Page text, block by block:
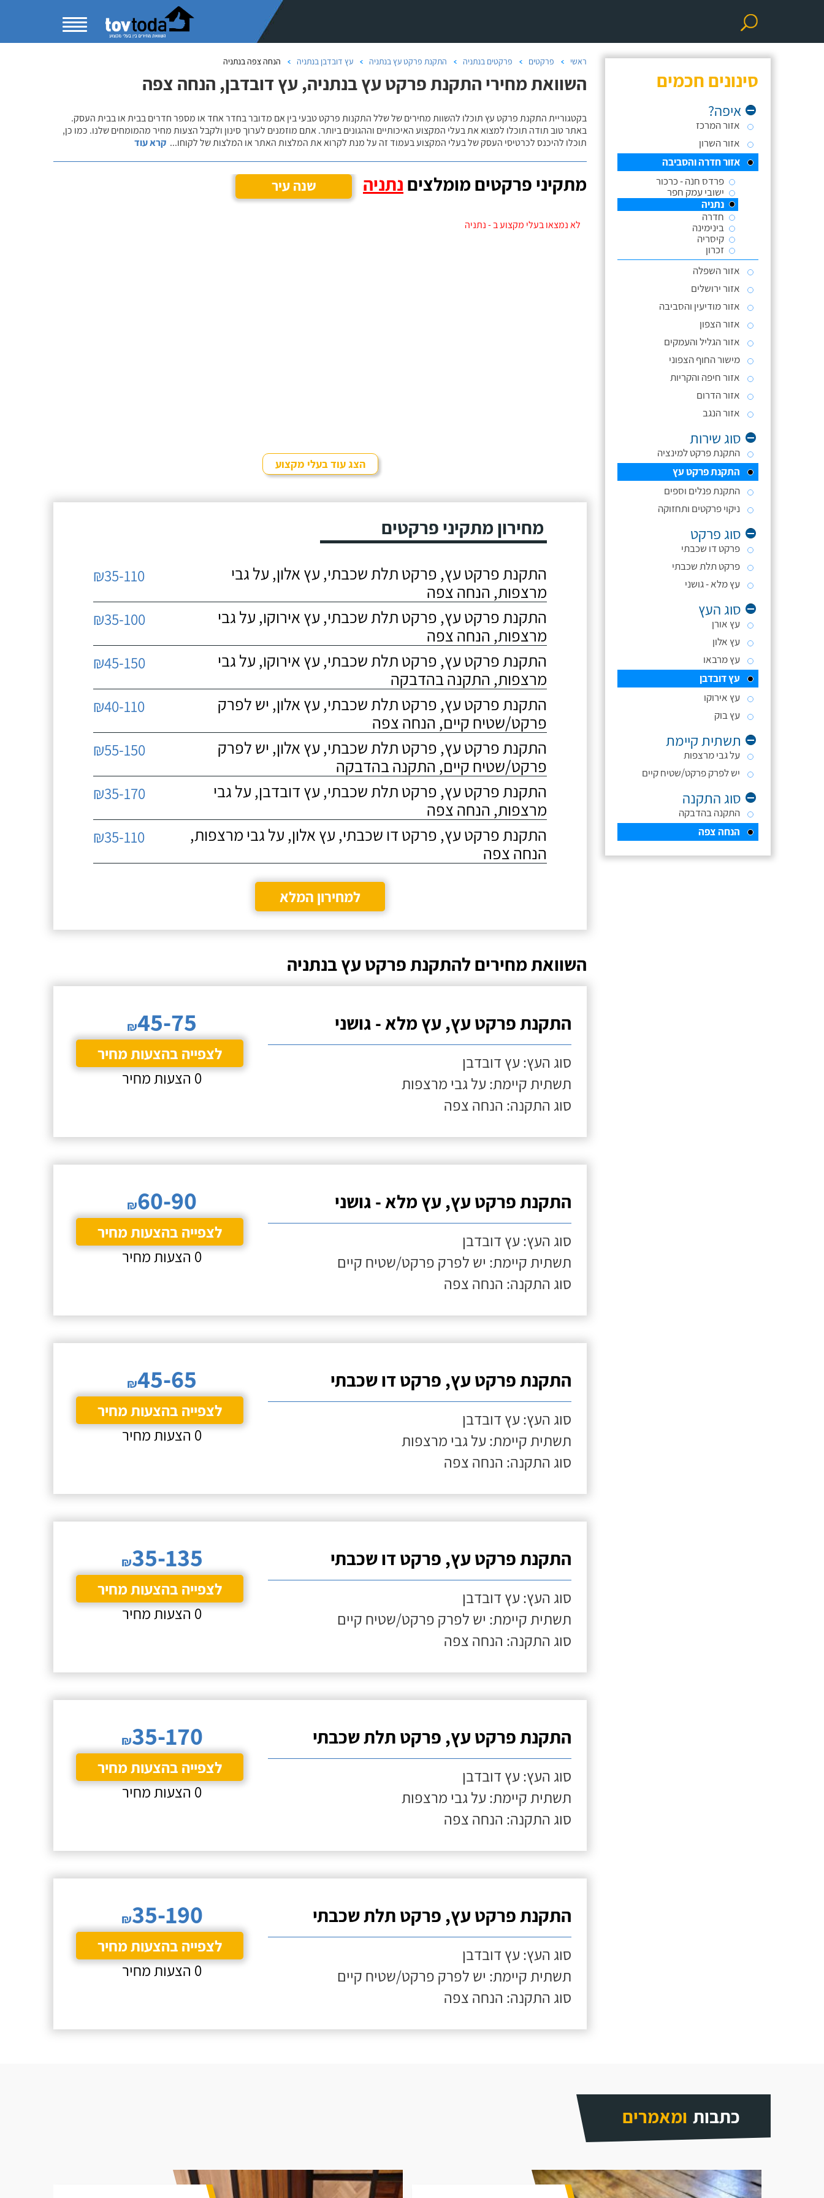
סינונים חכמים
איפה?
אזור המרכז
אזור השרון
אזור חדרה והסביבה
פרדס חנה - כרכור
ישובי עמק חפר
נתניה
חדרה
בינימינה
קיסריה
זכרון
אזור השפלה
אזור ירושלים
אזור מודיעין והסביבה
אזור הצפון
אזור הגליל והעמקים
מישור החוף הצפוני
אזור חיפה והקריות
אזור הדרום
אזור הנגב
סוג שירות
התקנת פרקט למינציה
התקנת פרקט עץ
התקנת פנלים וספים
ניקוי פרקטים ותחזוקה
סוג פרקט
פרקט דו שכבתי
פרקט תלת שכבתי
עץ מלא - גושני
סוג העץ
עץ אורן
עץ אלון
עץ מרבאו
עץ דובדבן
עץ אירוקו
עץ בוק
תשתית קיימת
על גבי מרצפות
יש לפרק פרקט/שטיח קיים
סוג התקנה
התקנה בהדבקה
הנחה צפה
ראשי פרקטים פרקטים בנתניה התקנת פרקט עץ בנתניה עץ דובדבן בנתניה הנחה צפה בנתניה
השוואת מחירי התקנת פרקט עץ בנתניה, עץ דובדבן, הנחה צפה
בקטגוריית התקנת פרקט עץ תוכלו להשוות מחירים של שלל התקנות פרקט טבעי בין אם מדובר בחדר אחד או מספר חדרים בבית או בבית העסק.
באתר טוב תודה תוכלו למצוא את בעלי המקצוע האיכותיים וההגונים ביותר. אתם מוזמנים לערוך סינון ולקבל הצעות מחיר מהמומחים שלנו. כמו כן,
תוכלו להיכנס לכרטיסי העסק של בעלי המקצוע בעמוד זה על מנת לקרוא את המלצות האתר או המלצות של לקוחו... קרא עוד
מתקיני פרקטים מומלצים נתניה שנה עיר
לא נמצאו בעלי מקצוע ב - נתניה
הצג עוד בעלי מקצוע
מחירון מתקיני פרקטים
התקנת פרקט עץ, פרקט תלת שכבתי, עץ אלון, על גבי
מרצפות, הנחה צפה
₪35-110
התקנת פרקט עץ, פרקט תלת שכבתי, עץ אירוקו, על גבי
מרצפות, הנחה צפה
₪35-100
התקנת פרקט עץ, פרקט תלת שכבתי, עץ אירוקו, על גבי
מרצפות, התקנה בהדבקה
₪45-150
התקנת פרקט עץ, פרקט תלת שכבתי, עץ אלון, יש לפרק
פרקט/שטיח קיים, הנחה צפה
₪40-110
התקנת פרקט עץ, פרקט תלת שכבתי, עץ אלון, יש לפרק
פרקט/שטיח קיים, התקנה בהדבקה
₪55-150
התקנת פרקט עץ, פרקט תלת שכבתי, עץ דובדבן, על גבי
מרצפות, הנחה צפה
₪35-170
התקנת פרקט עץ, פרקט דו שכבתי, עץ אלון, על גבי מרצפות,
הנחה צפה
₪35-110
למחירון המלא
השוואת מחירים להתקנת פרקט עץ בנתניה
התקנת פרקט עץ, עץ מלא - גושני
סוג העץ: עץ דובדבן
תשתית קיימת: על גבי מרצפות
סוג התקנה: הנחה צפה
₪45-75
לצפייה בהצעות מחיר
0 הצעות מחיר
התקנת פרקט עץ, עץ מלא - גושני
סוג העץ: עץ דובדבן
תשתית קיימת: יש לפרק פרקט/שטיח קיים
סוג התקנה: הנחה צפה
₪60-90
לצפייה בהצעות מחיר
0 הצעות מחיר
התקנת פרקט עץ, פרקט דו שכבתי
סוג העץ: עץ דובדבן
תשתית קיימת: על גבי מרצפות
סוג התקנה: הנחה צפה
₪45-65
לצפייה בהצעות מחיר
0 הצעות מחיר
התקנת פרקט עץ, פרקט דו שכבתי
סוג העץ: עץ דובדבן
תשתית קיימת: יש לפרק פרקט/שטיח קיים
סוג התקנה: הנחה צפה
₪35-135
לצפייה בהצעות מחיר
0 הצעות מחיר
התקנת פרקט עץ, פרקט תלת שכבתי
סוג העץ: עץ דובדבן
תשתית קיימת: על גבי מרצפות
סוג התקנה: הנחה צפה
₪35-170
לצפייה בהצעות מחיר
0 הצעות מחיר
התקנת פרקט עץ, פרקט תלת שכבתי
סוג העץ: עץ דובדבן
תשתית קיימת: יש לפרק פרקט/שטיח קיים
סוג התקנה: הנחה צפה
₪35-190
לצפייה בהצעות מחיר
0 הצעות מחיר
כתבות ומאמרים